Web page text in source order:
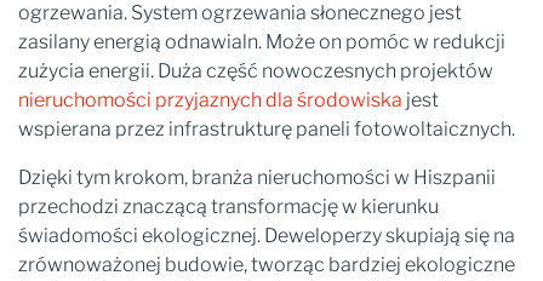
ogrzewania. System ogrzewania słonecznego jest
zasilany energią odnawialn. Może on pomóc w redukcji
zużycia energii. Duża część nowoczesnych projektów
nieruchomości przyjaznych dla środowiska jest
wspierana przez infrastrukturę paneli fotowoltaicznych.
Dzięki tym krokom, branża nieruchomości w Hiszpanii
przechodzi znaczącą transformację w kierunku
świadomości ekologicznej. Deweloperzy skupiają się na
zrównoważonej budowie, tworząc bardziej ekologiczne